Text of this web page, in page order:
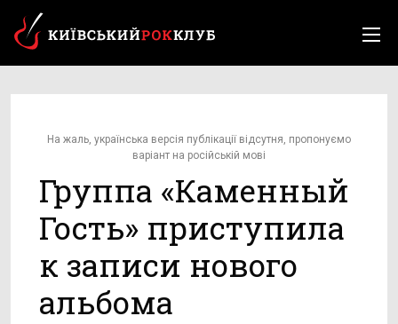
На жаль, українська версія публікації відсутня, пропонуємо
варіант на російській мові
Группа «Каменный
Гость» приступила
к записи нового
альбома